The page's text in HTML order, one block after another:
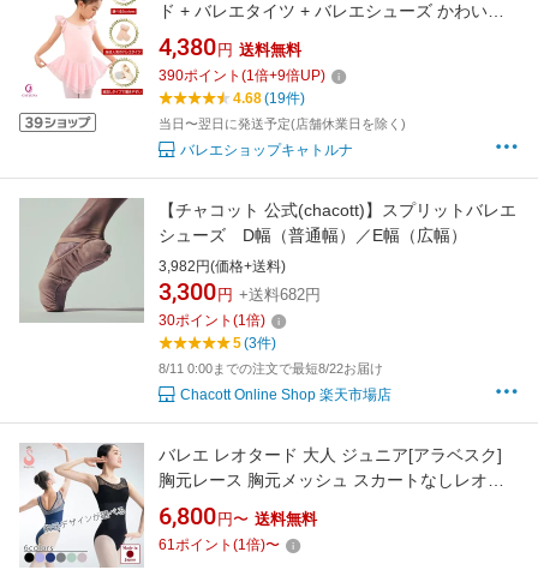
ド + バレエタイツ + バレエシューズ かわいい
初心者 スターター セット キッズ 子供 人気 お
すすめ バレエ用品 レッスン着 子供レオタード
バレエセット バレエ シューズ タイツ メール便
4,380 円 送料無料
390ポイント (1倍+9倍UP)
4.68(19件)
当日〜翌日に発送予定(店舗休業日を除く)
バレエショップキャトルナ
【チャコット 公式(chacott)】スプリットバレエ
シューズ D幅（普通幅）／E幅（広幅）
3,982円(価格+送料)
3,300 円 +送料682円
30ポイント (1倍)
5(3件)
8/11 0:00までの注文で最短8/22お届け
Chacott Online Shop 楽天市場店
バレエ レオタード 大人 ジュニア[アラベスク]
胸元レース 胸元メッシュ スカートなしレオタ
ード レース メッシュ 日本製 バレエ用品
[scl055][5PU]
6,800 円〜 送料無料
61ポイント (1倍)〜